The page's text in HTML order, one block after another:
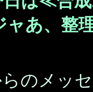
整理
のメッ